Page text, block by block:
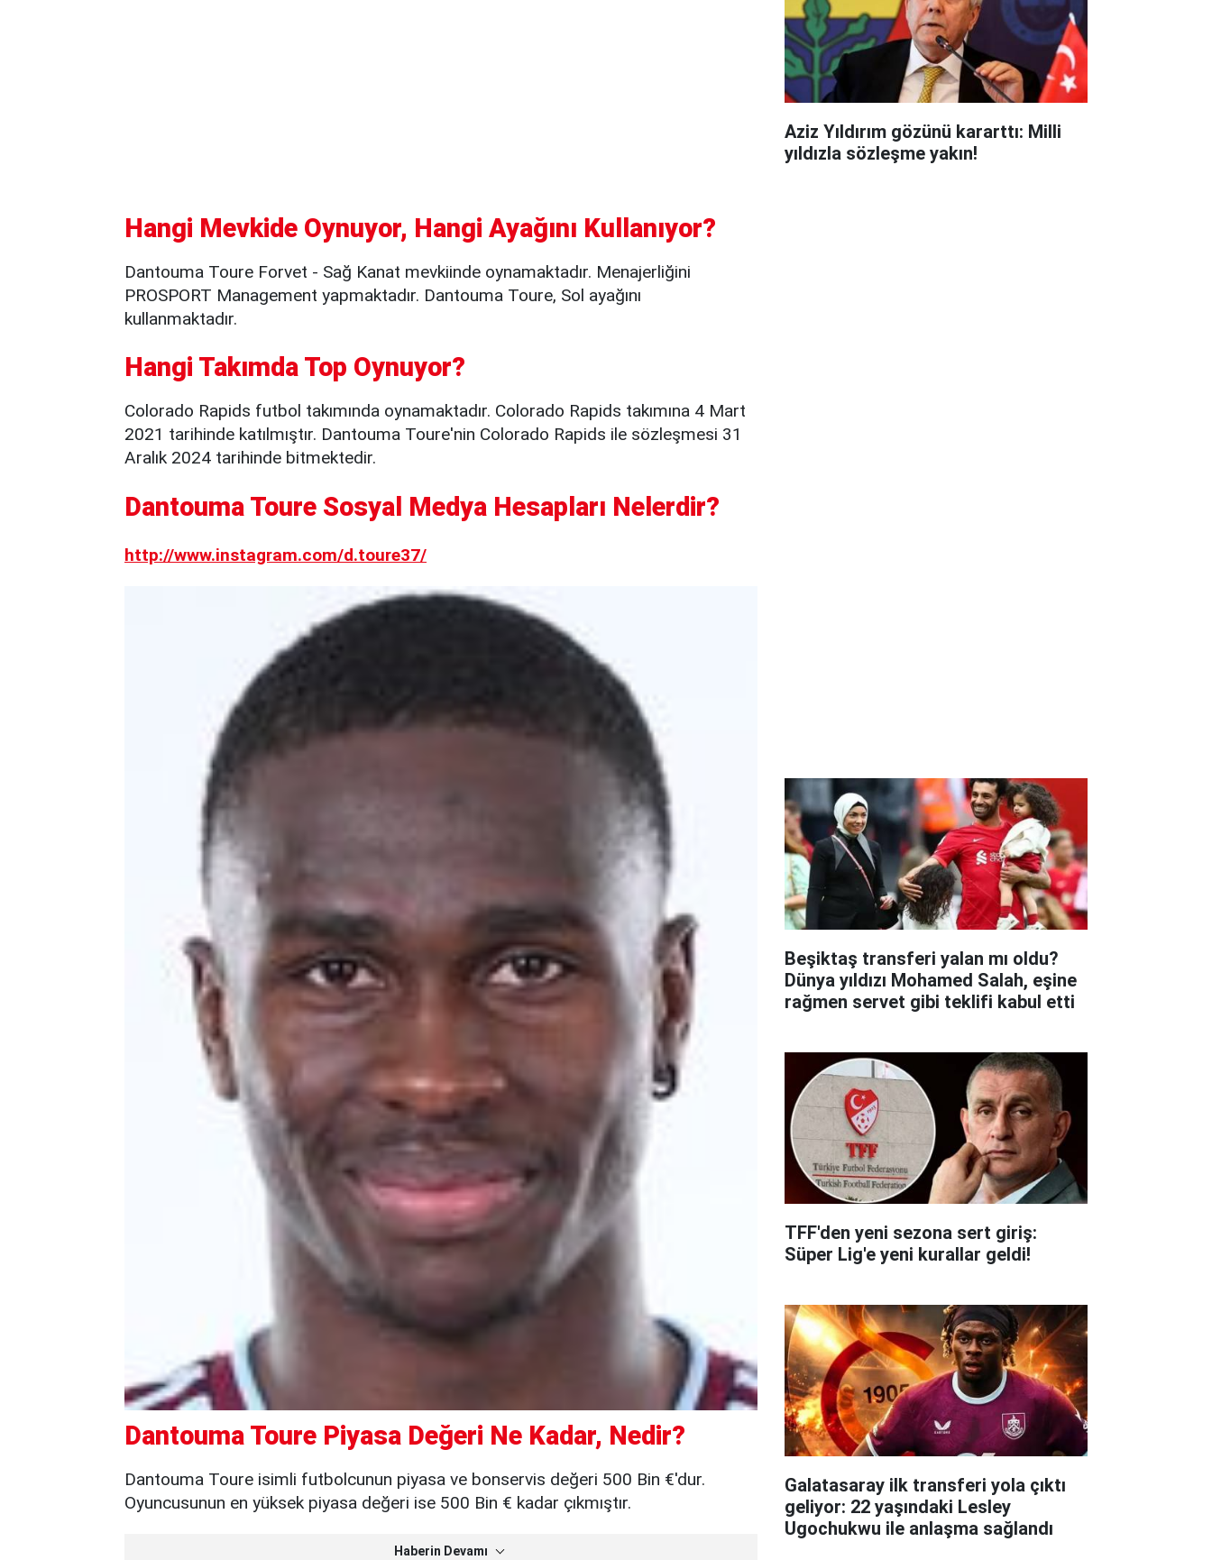
Hangi Mevkide Oynuyor, Hangi Ayağını Kullanıyor?
Dantouma Toure Forvet - Sağ Kanat mevkiinde oynamaktadır. Menajerliğini
PROSPORT Management yapmaktadır. Dantouma Toure, Sol ayağını
kullanmaktadır.
Hangi Takımda Top Oynuyor?
Colorado Rapids futbol takımında oynamaktadır. Colorado Rapids takımına 4 Mart
2021 tarihinde katılmıştır. Dantouma Toure'nin Colorado Rapids ile sözleşmesi 31
Aralık 2024 tarihinde bitmektedir.
Dantouma Toure Sosyal Medya Hesapları Nelerdir?
http://www.instagram.com/d.toure37/
Dantouma Toure Piyasa Değeri Ne Kadar, Nedir?
Dantouma Toure isimli futbolcunun piyasa ve bonservis değeri 500 Bin €'dur.
Oyuncusunun en yüksek piyasa değeri ise 500 Bin € kadar çıkmıştır.
Haberin Devamı
Aziz Yıldırım gözünü kararttı: Milli
yıldızla sözleşme yakın!
Beşiktaş transferi yalan mı oldu?
Dünya yıldızı Mohamed Salah, eşine
rağmen servet gibi teklifi kabul etti
TFF'den yeni sezona sert giriş:
Süper Lig'e yeni kurallar geldi!
Galatasaray ilk transferi yola çıktı
geliyor: 22 yaşındaki Lesley
Ugochukwu ile anlaşma sağlandı